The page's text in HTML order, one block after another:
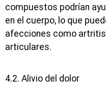
compuestos podrían
en el cuerpo, lo que
afecciones como
articulares.
4.2. Alivio del dolor